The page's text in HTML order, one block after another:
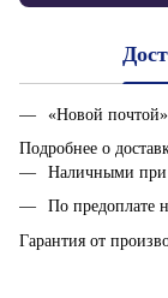
«Новой
Подробнее о
Наличными при
По предоплате
Гарантия от